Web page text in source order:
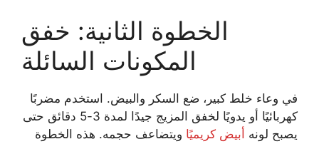
الخطوة الثانية: خفق
المكونات السائلة
في وعاء خلط كبير، ضع السكر والبيض. استخدم مضربًا
كهربائيًا أو يدويًا لخفق المزيج جيدًا لمدة 3-5 دقائق حتى
يصبح لونه أبيض كريميًا ويتضاعف حجمه. هذه الخطوة